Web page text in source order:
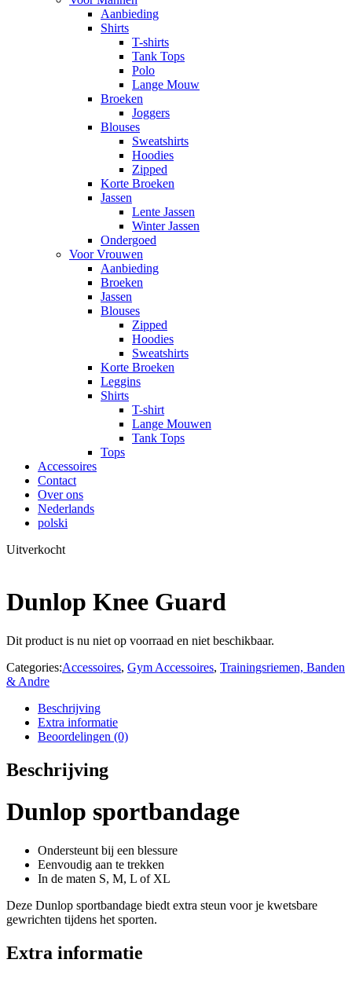
Aanbieding
Shirts
T-shirts
Tank Tops
Polo
Lange Mouw
Broeken
Joggers
Blouses
Sweatshirts
Hoodies
Zipped
Korte Broeken
Jassen
Lente Jassen
Winter Jassen
Ondergoed
Voor Vrouwen
Aanbieding
Broeken
Jassen
Blouses
Zipped
Hoodies
Sweatshirts
Korte Broeken
Leggins
Shirts
T-shirt
Lange Mouwen
Tank Tops
Tops
Accessoires
Contact
Over ons
Nederlands
polski
Uitverkocht
Dunlop Knee Guard
Dit product is nu niet op voorraad en niet beschikbaar.
Categories:Accessoires, Gym Accessoires, Trainingsriemen, Banden
& Andre
Beschrijving
Extra informatie
Beoordelingen (0)
Beschrijving
Dunlop sportbandage
Ondersteunt bij een blessure
Eenvoudig aan te trekken
In de maten S, M, L of XL
Deze Dunlop sportbandage biedt extra steun voor je kwetsbare
gewrichten tijdens het sporten.
Extra informatie